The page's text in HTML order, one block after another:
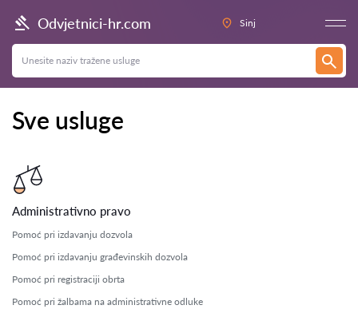
Odvjetnici-hr.com Sinj
Sve usluge
Administrativno pravo
Pomoć pri izdavanju dozvola
Pomoć pri izdavanju građevinskih dozvola
Pomoć pri registraciji obrta
Pomoć pri žalbama na administrativne odluke